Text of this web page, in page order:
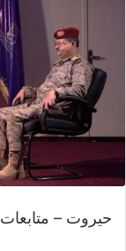
حيروت – متابعات